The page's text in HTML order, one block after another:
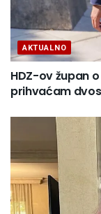
AKTUALNO
HDZ-ov župan
prihvaćam